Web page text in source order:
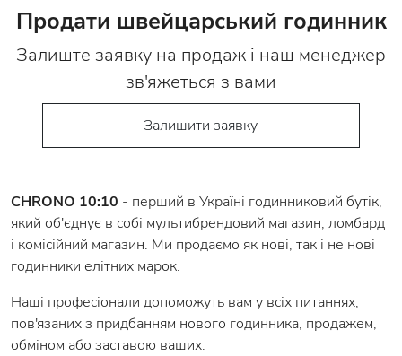
Продати швейцарський годинник
Залиште заявку на продаж і наш менеджер
зв'яжеться з вами
Залишити заявку
CHRONO 10:10 - перший в Україні годинниковий бутік,
який об'єднує в собі мультибрендовий магазин, ломбард
і комісійний магазин. Ми продаємо як нові, так і не нові
годинники елітних марок.
Наші професіонали допоможуть вам у всіх питаннях,
пов'язаних з придбанням нового годинника, продажем,
обміном або заставою ваших.